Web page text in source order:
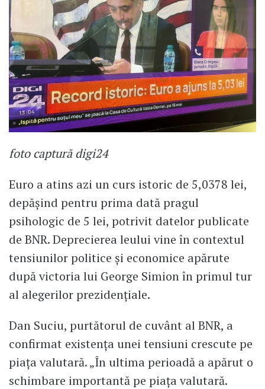
foto captură digi24
Euro a atins azi un curs istoric de 5,0378 lei,
depășind pentru prima dată pragul
psihologic de 5 lei, potrivit datelor publicate
de BNR. Deprecierea leului vine în contextul
tensiunilor politice și economice apărute
după victoria lui George Simion în primul tur
al alegerilor prezidențiale.
Dan Suciu, purtătorul de cuvânt al BNR, a
confirmat existența unei tensiuni crescute pe
piața valutară. „În ultima perioadă a apărut o
schimbare importantă pe piața valutară.